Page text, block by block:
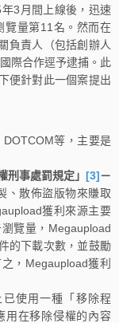
3月間上線後，迅速
覽量第11名。然而在
負責人（包括創辦人
際合作逕予逮捕。此
便針對此一個案提出
DOTCOM等，主要是
刑事處罰規定」 [3]－
散佈盜版物來賺取
獲利來源主要
覽量，Megaupload
的下載次數，並鼓勵
，Megaupload獲利
使用一種「移除程
用在移除侵權的內容